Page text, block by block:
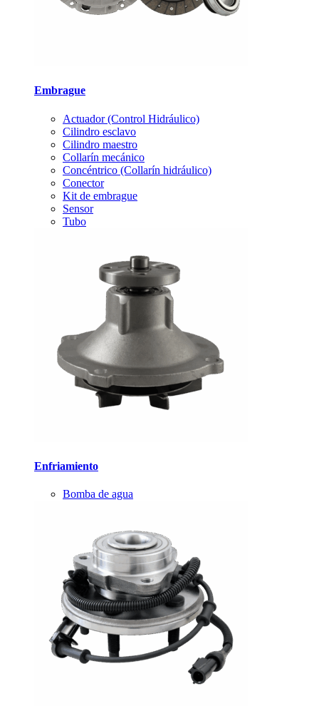
Embrague
Actuador (Control Hidráulico)
Cilindro esclavo
Cilindro maestro
Collarín mecánico
Concéntrico (Collarín hidráulico)
Conector
Kit de embrague
Sensor
Tubo
Enfriamiento
Bomba de agua